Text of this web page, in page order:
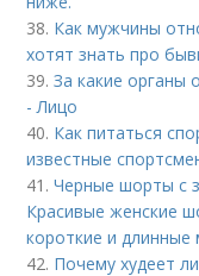
38. Как мужчины
хотят знать про
39.За какие органы
- Лицо
40. Как питаться
известные
41.Черные шорты с
Красивые женские
короткие и
42. Почему худеет